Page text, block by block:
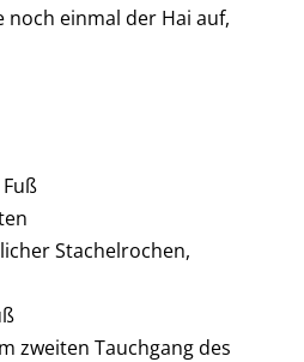
noch einmal der Hai auf,
Stachelrochen,
zweiten Tauchgang des